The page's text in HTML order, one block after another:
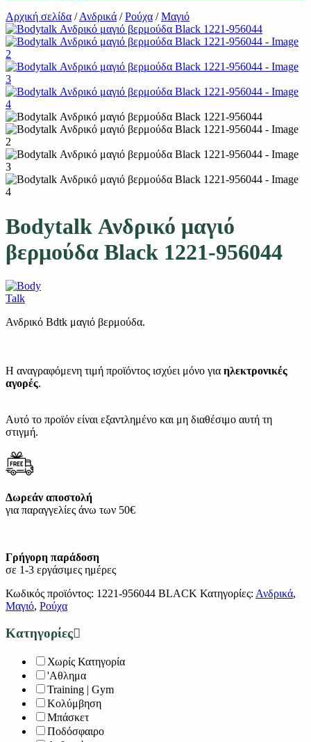
Αρχική σελίδα /Ανδρικά / Ρούχα / Μαγιό
Bodytalk Ανδρικό μαγιό
βερμούδα Black 1221-956044
Ανδρικό Bdtk μαγιό βερμούδα.
Η αναγραφόμενη τιμή προϊόντος ισχύει μόνο για ηλεκτρονικές
αγορές.
Αυτό το προϊόν είναι εξαντλημένο και μη διαθέσιμο αυτή τη
στιγμή.
Δωρεάν αποστολή
για παραγγελίες άνω των 50€
Γρήγορη παράδοση
σε 1-3 εργάσιμες ημέρες
Κωδικός προϊόντος: 1221-956044 BLACK Κατηγορίες: Ανδρικά,
Μαγιό, Ρούχα
Κατηγορίες
Χωρίς Κατηγορία
'Αθλημα
Training | Gym
Κολύμβηση
Μπάσκετ
Ποδόσφαιρο